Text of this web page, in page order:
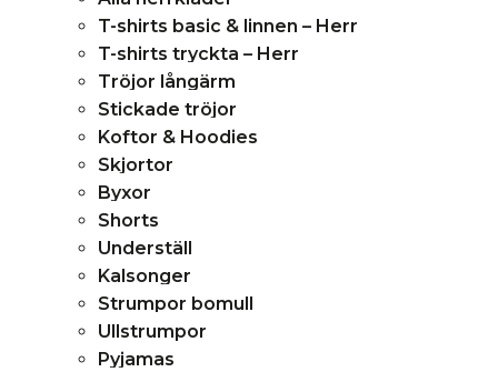
T-shirts basic & linnen – Herr
T-shirts tryckta – Herr
Tröjor långärm
Stickade tröjor
Koftor & Hoodies
Skjortor
Byxor
Shorts
Underställ
Kalsonger
Strumpor bomull
Ullstrumpor
Pyjamas